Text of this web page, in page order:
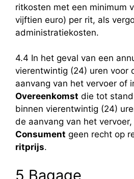
ritkosten met een minimum
vijftien euro) per rit, als
administratiekosten.
4.4 In het geval van een
vierentwintig (24) uren voor
aanvang van het vervoer of
Overeenkomst die tot
binnen vierentwintig (24)
de aanvang van het
Consument geen recht op
ritprijs.
5 Bagage